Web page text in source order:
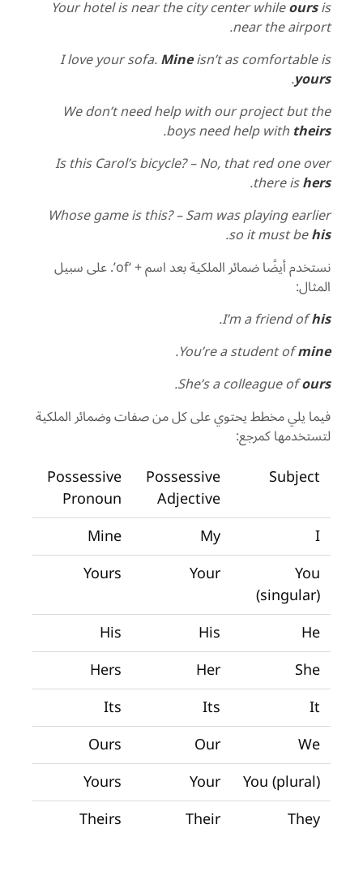
Your hotel is near the city center whileoursis
near the airport.
I love your sofa.Mineisn’t as comfortable is
yours
.
We don’t need help with our project but the
boys need help withtheirs
.
Is this Carol’s bicycle? – No, that red one over
there ishers
.
Whose game is this? – Sam was playing earlier
so it must behis
.
نستخدم أيضًا ضمائر الملكية بعد اسم + ‘of’. على سبيل
المثال:
I’m a friend ofhis
.
You’re a student ofmine
.
She’s a colleague ofours
.
فيما يلي مخطط يحتوي على كل من صفات وضمائر الملكية
لتستخدمها كمرجع:
Subject
Possessive
Adjective
Possessive
Pronoun
I
My
Mine
You
(singular)
Your
Yours
He
His
His
She
Her
Hers
It
Its
Its
We
Our
Ours
You (plural)
Your
Yours
They
Their
Theirs